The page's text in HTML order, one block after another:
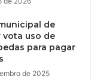
de
vota uso de
para pagar
de 2025